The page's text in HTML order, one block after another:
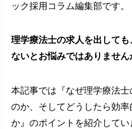
ック採用コラム編集部です。
理学療法士の求人を出して
ないとお悩みではありません
本記事では『なぜ理学療法
のか、そしてどうしたら効
か』のポイントを紹介してい